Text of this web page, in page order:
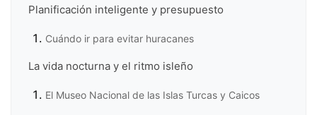
Planificación inteligente y presupuesto
Cuándo ir para evitar huracanes
La vida nocturna y el ritmo isleño
El Museo Nacional de las Islas Turcas y Caicos